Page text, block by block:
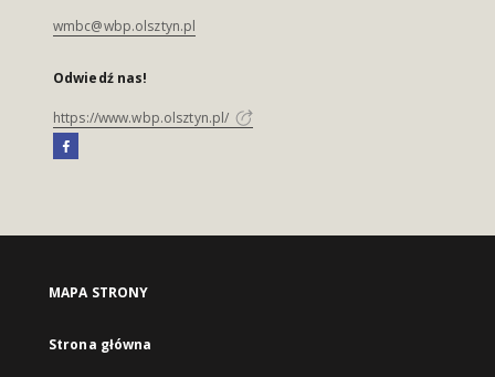
wmbc@wbp.olsztyn.pl
Odwiedź nas!
https://www.wbp.olsztyn.pl/
MAPA STRONY
Strona główna